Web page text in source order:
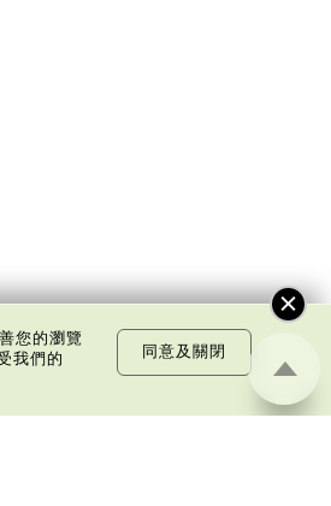
您的瀏覽
我們的
同意及關閉